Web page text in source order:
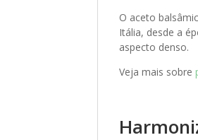
O aceto
Itália, desde a
aspecto denso.
Veja mais sobre